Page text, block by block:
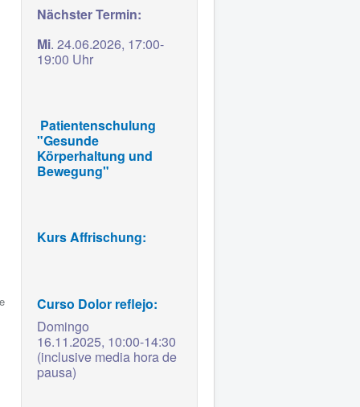
Nächster Termin:
Mi. 24.06.2026, 17:00-
19:00 Uhr
Patientenschulung
"Gesunde
Körperhaltung und
Bewegung"
Kurs Affrischung:
Curso Dolor reflejo:
Domingo
16.11.2025, 10:00-14:30
(inclusive media hora de
pausa)